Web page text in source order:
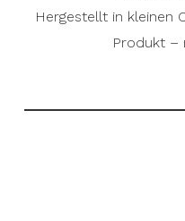
Hergestellt in kleinen
Produkt –